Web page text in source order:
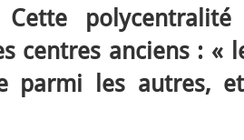
Cette
centres anciens : «
parmi les autres,